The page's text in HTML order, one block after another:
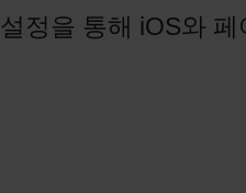
설정을 통해 iOS와 페